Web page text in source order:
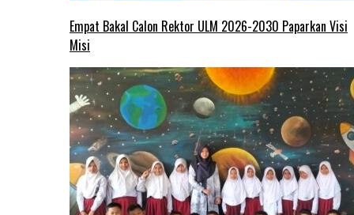
Empat Bakal Calon Rektor ULM 2026-2030 Paparkan Visi
Misi